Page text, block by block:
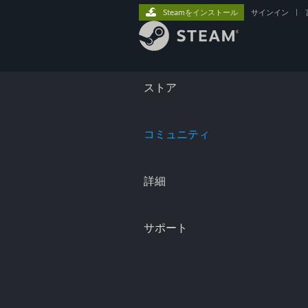
ストア
コミュニティ
詳細
サポート
Steamをインストール サインイン